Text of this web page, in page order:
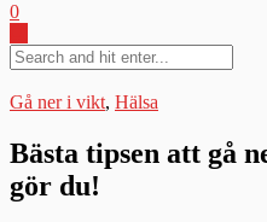
0
Gå ner i vikt, Hälsa
Bästa tipsen att gå
gör du!